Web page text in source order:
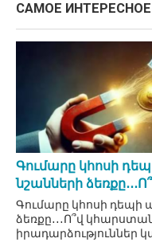
САМОЕ ИНТЕРЕСНОЕ
Գումարը կհոսի
նշանների
Գումարը կհոսի դեպի
ձեռքը․․․Ո՞վ
իրադարձություններ